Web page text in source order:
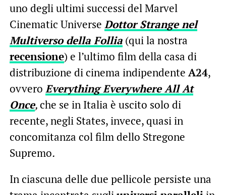
uno degli ultimi successi del Marvel
Cinematic Universe Dottor Strange nel
Multiverso della Follia (qui la nostra
recensione) e l’ultimo film della casa di
distribuzione di cinema indipendente A24,
ovvero Everything Everywhere All At
Once,che se in Italia è uscito solo di
recente, negli States, invece, quasi in
concomitanza col film dello Stregone
Supremo.
In ciascuna delle due pellicole persiste una